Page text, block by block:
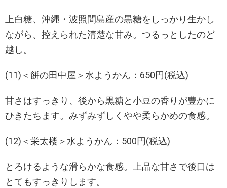
上白糖、沖縄・波照間島産の黒糖をしっかり生かし
ながら、控えられた清楚な甘み。つるっとしたのど
越し。
(11)＜餅の田中屋＞水ようかん：650円(税込)
甘さはすっきり、後から黒糖と小豆の香りが豊かに
ひきたちます。みずみずしくやや柔らかめの食感。
(12)＜栄太楼＞水ようかん：500円(税込)
とろけるような滑らかな食感。上品な甘さで後口は
とてもすっきりします。